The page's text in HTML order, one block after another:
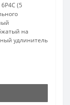
(5
на
удлинитель